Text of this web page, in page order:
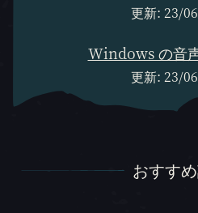
更新: 23/
Windows の音
更新: 23/
おすす